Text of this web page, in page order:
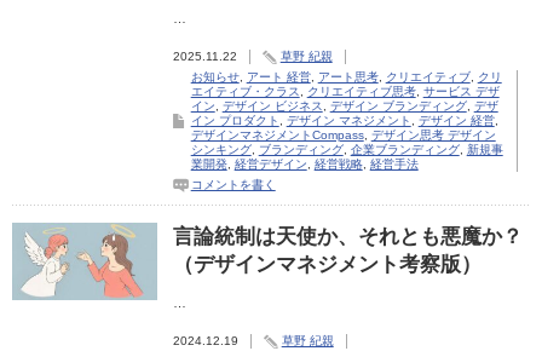
2025.11.22
草野 紀親
お知らせ, アート 経営, アート思考, クリエイティブ,
クリ
エイティブ・クラス
クリエイティブ思考, サービス デザ
イン
デザイン ビジネス デザイン ブランディング, デザ
イン プロダクト
デザイン マネジメント デザイン 経営,
デザインマネジメントCompass, デザイン思考 デザイン
シンキング, ブランディング, 企業ブランディング, 新規事
業開発, 経営デザイン 経営戦略, 経営手法
コメントを書く
言論統制は天使か、それとも悪魔か？
（デザインマネジメント考察版）
2024.12.19
草野 紀親